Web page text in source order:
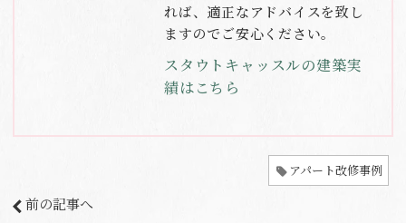
れば、適正なアドバイスを致し
ますのでご安心ください。
スタウトキャッスルの建築実
績はこちら
アパート改修事例
前の記事へ